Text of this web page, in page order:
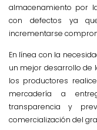
almacenamiento por
con defectos ya
incrementarse
En línea con la
un mejor desarrollo de
los productores
mercadería a
transparencia y
comercialización del